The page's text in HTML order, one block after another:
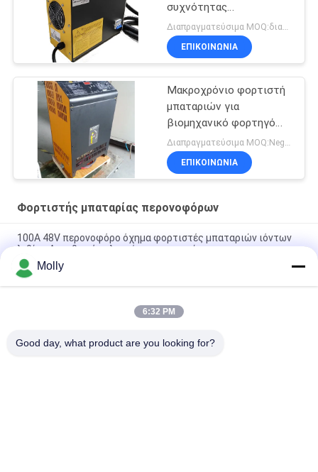
συχνότητας
μικροϋπολογιστών τσιπ
ESCH48V/65A 48v 65A
Διαπραγματεύσιμα MOQ:διαπραγματεύσιμος
ΕΠΙΚΟΙΝΩΝΙΑ
Μακροχρόνιο φορτιστή
μπαταριών για
βιομηχανικό φορτηγό
48V 80A
ΕΠΙΚΟΙΝΩΝΙΑ
Φορτιστής μπαταρίας περονοφόρων
100A 48V περονοφόρο όχημα φορτιστές μπαταριών ιόντων
λιθίου Ανορθωτής ελεγχόμενου πυριτίου
Συσκευή φόρτισης μπαταριών CZB5C 24V/45A με αθόρυβο
ανεμιστήρα ψύξης
Προστασία φόρτισης 48 Volt φορτιστή μπαταρίας
Molly
6:32 PM
Good day, what product are you looking for?